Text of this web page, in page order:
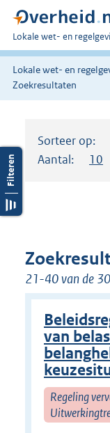
U
bent
hier:
Lokale wet- en
Lokale wet- en
Zoekresultaten
Sorteer op:
Aantal:
10
21-40 van de
van
Regeling